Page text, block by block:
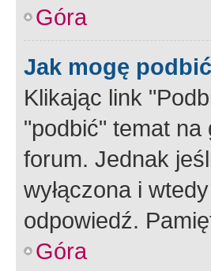
Góra
Jak mogę
Klikając link
"podbić" temat
forum. Jednak
wyłączona i
odpowiedź.
Góra